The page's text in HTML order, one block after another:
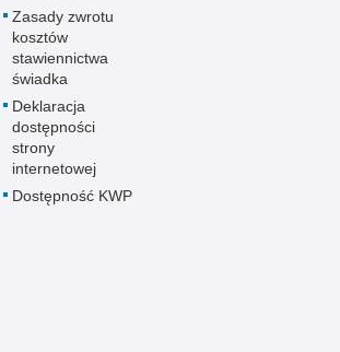
Zasady zwrotu
kosztów
stawiennictwa
świadka
Deklaracja
dostępności
strony
internetowej
Dostępność KWP